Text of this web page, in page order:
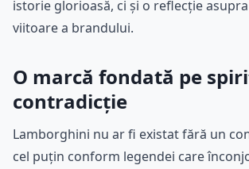
istorie glorioasă, ci și o reflecție
viitoare a brandului.
O marcă fondată pe
contradicție
Lamborghini nu ar fi existat fără un
cel puțin conform legendei care